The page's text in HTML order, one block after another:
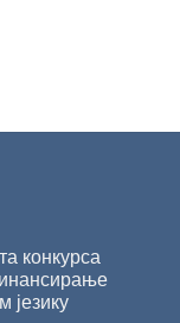
конкурса
језику